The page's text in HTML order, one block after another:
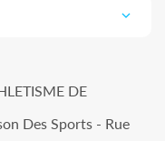
DE
Des Sports - Rue